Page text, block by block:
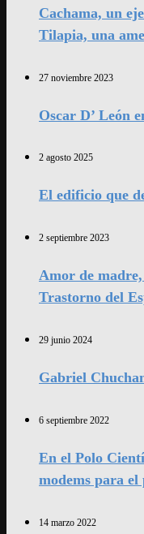
Cachama, un
Tilapia, una
27 noviembre 2023
Oscar D’ León
2 agosto 2025
El edificio que
2 septiembre 2023
Amor de
Trastorno del
29 junio 2024
Gabriel
6 septiembre 2022
En el Polo
modems para el
14 marzo 2022